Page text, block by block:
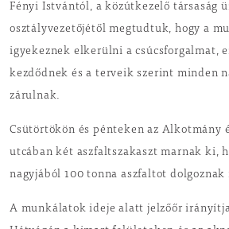
Fényi Istvántól, a közútkezelő társaság
osztályvezetőjétől megtudtuk, hogy a
igyekeznek elkerülni a csúcsforgalmat,
kezdődnek és a terveik szerint minden
zárulnak.
Csütörtökön és pénteken az Alkotmány
utcában két aszfaltszakaszt marnak ki,
nagyjából 100 tonna aszfaltot dolgoznak
A munkálatok ideje alatt jelzőőr